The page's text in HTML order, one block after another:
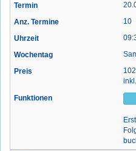
10